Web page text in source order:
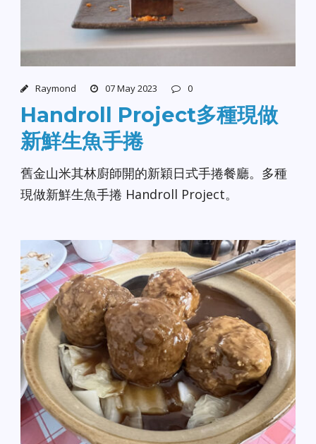
Raymond 07 May 2023 0
Handroll Project多種現做
新鮮生魚手捲
舊金山米其林廚師開的新穎日式手捲餐廳。多種
現做新鮮生魚手捲 Handroll Project。